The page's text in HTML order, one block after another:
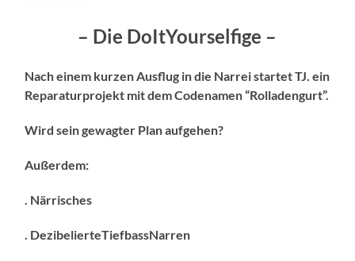
– Die DoItYourselfige –
Nach einem kurzen Ausflug in die Narrei startet TJ. ein
Reparaturprojekt mit dem Codenamen “Rolladengurt”.
Wird sein gewagter Plan aufgehen?
Außerdem:
. Närrisches
. DezibelierteTiefbassNarren